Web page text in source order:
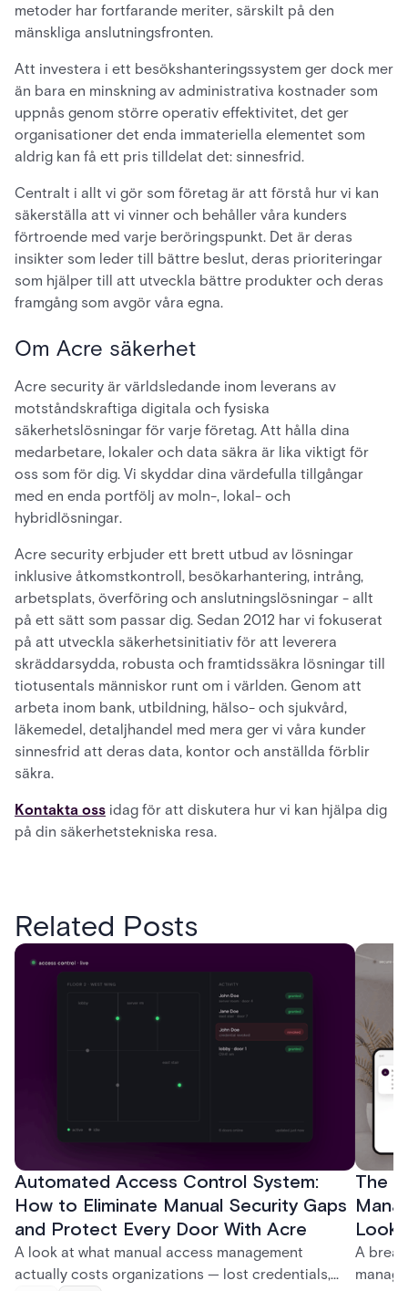
metoder har fortfarande meriter, särskilt på den
mänskliga anslutningsfronten.
Att investera i ett besökshanteringssystem ger dock mer
än bara en minskning av administrativa kostnader som
uppnås genom större operativ effektivitet, det ger
organisationer det enda immateriella elementet som
aldrig kan få ett pris tilldelat det: sinnesfrid.
Centralt i allt vi gör som företag är att förstå hur vi kan
säkerställa att vi vinner och behåller våra kunders
förtroende med varje beröringspunkt. Det är deras
insikter som leder till bättre beslut, deras prioriteringar
som hjälper till att utveckla bättre produkter och deras
framgång som avgör våra egna.
Om Acre säkerhet
Acre security är världsledande inom leverans av
motståndskraftiga digitala och fysiska
säkerhetslösningar för varje företag. Att hålla dina
medarbetare, lokaler och data säkra är lika viktigt för
oss som för dig. Vi skyddar dina värdefulla tillgångar
med en enda portfölj av moln-, lokal- och
hybridlösningar.
Acre security erbjuder ett brett utbud av lösningar
inklusive åtkomstkontroll, besökarhantering, intrång,
arbetsplats, överföring och anslutningslösningar - allt
på ett sätt som passar dig. Sedan 2012 har vi fokuserat
på att utveckla säkerhetsinitiativ för att leverera
skräddarsydda, robusta och framtidssäkra lösningar till
tiotusentals människor runt om i världen. Genom att
arbeta inom bank, utbildning, hälso- och sjukvård,
läkemedel, detaljhandel med mera ger vi våra kunder
sinnesfrid att deras data, kontor och anställda förblir
säkra.
Kontakta oss idag för att diskutera hur vi kan hjälpa dig
på din säkerhetstekniska resa.
Related Posts
Automated Access Control System:
How to Eliminate Manual Security Gaps
and Protect Every Door With Acre
A look at what manual access management
actually costs organizations — lost credentials,
The
Look
A